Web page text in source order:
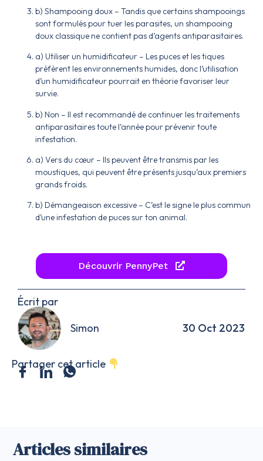
b) Shampooing doux – Tandis que certains shampooings
sont formulés pour tuer les parasites, un shampooing
doux classique ne contient pas d’agents antiparasitaires.
a) Utiliser un humidificateur – Les puces et les tiques
préfèrent les environnements humides, donc l’utilisation
d’un humidificateur pourrait en théorie favoriser leur
survie.
b) Non – Il est recommandé de continuer les traitements
antiparasitaires toute l’année pour prévenir toute
infestation.
a) Vers du cœur – Ils peuvent être transmis par les
moustiques, qui peuvent être présents jusqu’aux premiers
grands froids.
b) Démangeaison excessive – C’est le signe le plus commun
d’une infestation de puces sur ton animal.
Découvrir PennyPet
Écrit par
Simon
30 Oct 2023
Partager cet article
Articles similaires